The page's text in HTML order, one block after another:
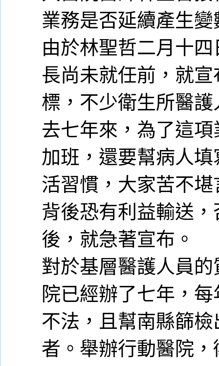
業務是否延續產生
由於林聖哲二月十
長尚未就任前，就
標，不少衛生所醫
去七年來，為了這
加班，還要幫病人
活習慣，大家苦不
背後恐有利益輸送
後，就急著宣布。
對於基層醫護人員
院已經辦了七年，
不法，且幫南縣篩
者。舉辦行動醫院